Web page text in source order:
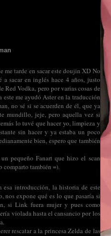
me tarde en sacar este doujin XD No
a sacar en inglés hace 4 años, justo
Vodka, pero por varias cosas de
me ayudó Aster en la traducción
no sé si se acuerden de él, que ya
mundillo, jeje, pero aquella vez si
lo tuvé que hacer yo, limpieza y
sin hacer y ya estaba un poco
bien, espero que también
pequeño Fanart que hizo el scan
comparto también =).
introducción, la historia de este
expone qué es lo que pasaría si
si Link fuera mujer y pues como
violada hasta el cansancio por los
rescatar a la princesa Zelda de las